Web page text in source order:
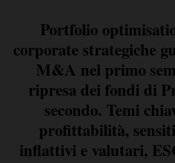
Portfolio
corporate strategiche
M&A nel primo
ripresa dei fondi di
secondo. Temi
profittabilità,
inflattivi e valutari,